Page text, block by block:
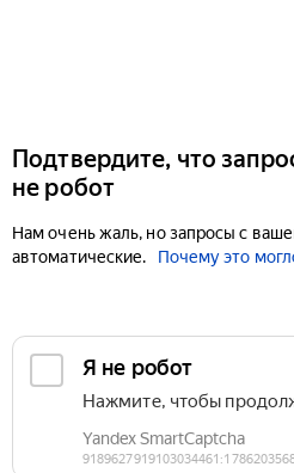
Подтвердите, что
не робот
Нам очень жаль, но запросы с
автоматические.
Почему это